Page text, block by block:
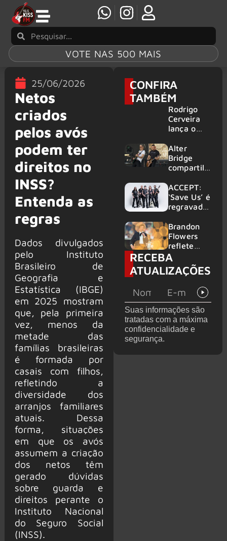
VOTE NAS 500 MAIS
25/06/2026
Netos
criados
pelos avós
podem ter
direitos no
INSS?
Entenda as
regras
Dados divulgados
pelo Instituto
Brasileiro de
Geografia e
Estatística (IBGE)
em 2025 mostram
que, pela primeira
vez, menos da
metade das
famílias brasileiras
é formada por
casais com filhos,
refletindo a
diversidade dos
arranjos familiares
atuais. Dessa
forma, situações
em que os avós
assumem a criação
dos netos têm
gerado dúvidas
sobre guarda e
direitos perante o
Instituto Nacional
do Seguro Social
(INSS).
CONFIRA
TAMBÉM
Rodrigo
Cerveira
lança o
Searcher”
Alter
Bridge
compartilh
vivo de
“Fortress”
gravada
am Ring
2026
ACCEPT:
‘Save Us’ é
regravada
membros
do GHOST
e KORN
Brandon
Flowers
reflete
sobre o
futuro e
levanta
de de
deixar os
palcos
RECEBA
ATUALIZAÇÕES
Suas informações são
tratadas com a máxima
confidencialidade e
segurança.